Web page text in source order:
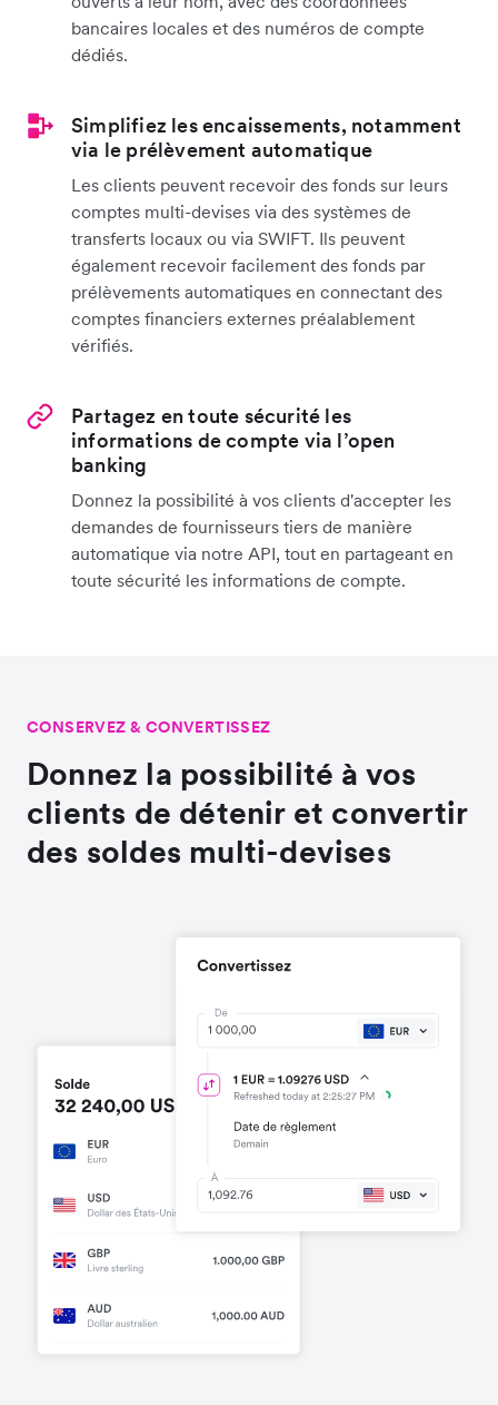
bancaires locales et des numéros de compte
dédiés.
Simplifiez les encaissements, notamment
via le prélèvement automatique
Les clients peuvent recevoir des fonds sur leurs
comptes multi-devises via des systèmes de
transferts locaux ou via SWIFT. Ils peuvent
également recevoir facilement des fonds par
prélèvements automatiques en connectant des
comptes financiers externes préalablement
vérifiés.
Partagez en toute sécurité les
informations de compte via l’open
banking
Donnez la possibilité à vos clients d'accepter les
demandes de fournisseurs tiers de manière
automatique via notre API, tout en partageant en
toute sécurité les informations de compte.
CONSERVEZ & CONVERTISSEZ
Donnez la possibilité à vos
clients de détenir et convertir
des soldes multi-devises